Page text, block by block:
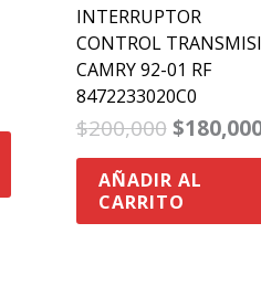
INTERRUPTOR
CONTROL
CAMRY 92-01 RF
8472233020C0
$200,000 $
AÑADIR AL
CARRITO